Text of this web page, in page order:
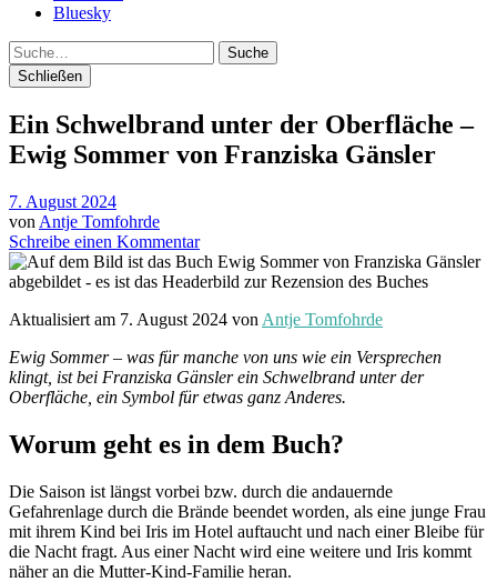
Bluesky
Suche
Schließen
Ein Schwelbrand unter der Oberfläche –
Ewig Sommer von Franziska Gänsler
7. August 2024
von Antje Tomfohrde
Schreibe einen Kommentar
Aktualisiert am 7. August 2024 von Antje Tomfohrde
Ewig Sommer – was für manche von uns wie ein Versprechen
klingt, ist bei Franziska Gänsler ein Schwelbrand unter der
Oberfläche, ein Symbol für etwas ganz Anderes.
Worum geht es in dem Buch?
Die Saison ist längst vorbei bzw. durch die andauernde
Gefahrenlage durch die Brände beendet worden, als eine junge Frau
mit ihrem Kind bei Iris im Hotel auftaucht und nach einer Bleibe für
die Nacht fragt. Aus einer Nacht wird eine weitere und Iris kommt
näher an die Mutter-Kind-Familie heran.